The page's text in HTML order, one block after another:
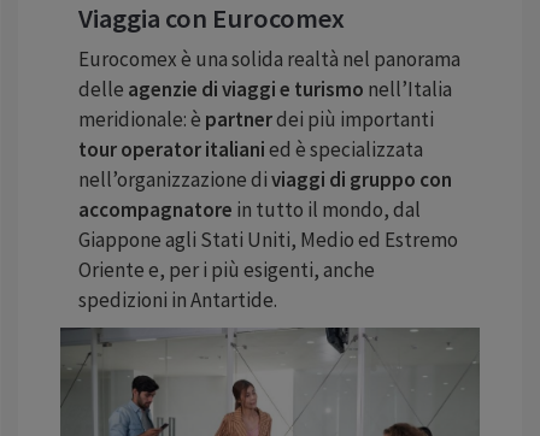
Viaggia con Eurocomex
Eurocomex è una solida realtà nel panorama
delle agenzie di viaggi e turismo nell’Italia
meridionale: è partnerdei più importanti
tour operator italianied è specializzata
nell’organizzazione diviaggi di gruppo con
accompagnatore in tutto il mondo, dal
Giappone agli Stati Uniti, Medio ed Estremo
Oriente e, per i più esigenti, anche
spedizioni in Antartide.